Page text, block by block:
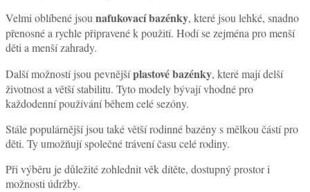
Velmi oblíbené jsounafukovací bazénky, které jsou lehké, snadno
přenosné a rychle připravené k použití. Hodí se zejména pro menší
děti a menší zahrady.
Další možností jsou pevnějšíplastové bazénky, které mají delší
životnost a větší stabilitu. Tyto modely bývají vhodné pro
každodenní používání během celé sezóny.
Stále populárnější jsou také větší rodinné bazény s mělkou částí pro
děti. Ty umožňují společné trávení času celé rodiny.
Při výběru je důležité zohlednit věk dítěte, dostupný prostor i
možnosti údržby.